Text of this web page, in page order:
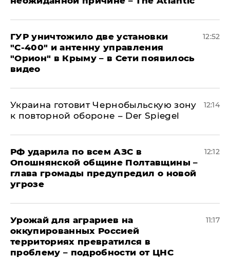
ГУР уничтожило две установки
"С‑400" и антенну управления
"Орион" в Крыму – в Сети появилось
видео
12:52
Украина готовит Чернобыльскую зону
к повторной обороне – Der Spiegel
12:14
РФ ударила по всем АЗС в
Опошнянской общине Полтавщины –
глава громады предупредил о новой
угрозе
12:12
Урожай для аграриев на
оккупированных Россией
территориях превратился в
проблему – подробности от ЦНС
11:17